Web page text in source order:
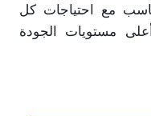
مع احتياجات كل
مستويات الجودة